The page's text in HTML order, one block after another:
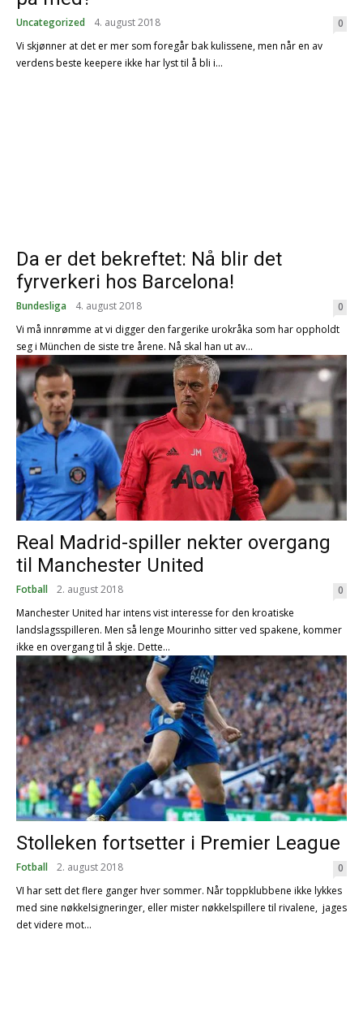
Uncategorized 4. august 2018
0
Vi skjønner at det er mer som foregår bak kulissene, men når en av
verdens beste keepere ikke har lyst til å bli i...
Da er det bekreftet: Nå blir det
fyrverkeri hos Barcelona!
Bundesliga 4. august 2018
0
Vi må innrømme at vi digger den fargerike urokråka som har oppholdt
seg i München de siste tre årene. Nå skal han ut av...
Real Madrid-spiller nekter overgang
til Manchester United
Fotball 2. august 2018
0
Manchester United har intens vist interesse for den kroatiske
landslagsspilleren. Men så lenge Mourinho sitter ved spakene, kommer
ikke en overgang til å skje. Dette...
Stolleken fortsetter i Premier League
Fotball 2. august 2018
0
VI har sett det flere ganger hver sommer. Når toppklubbene ikke lykkes
med sine nøkkelsigneringer, eller mister nøkkelspillere til rivalene, jages
det videre mot...